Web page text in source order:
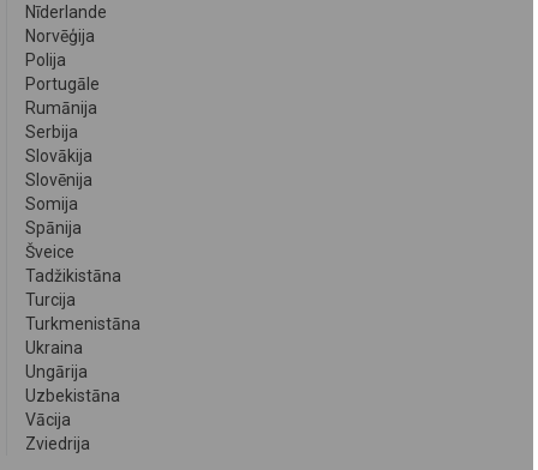
Nīderlande
Norvēģija
Polija
Portugāle
Rumānija
Serbija
Slovākija
Slovēnija
Somija
Spānija
Šveice
Tadžikistāna
Turcija
Turkmenistāna
Ukraina
Ungārija
Uzbekistāna
Vācija
Zviedrija